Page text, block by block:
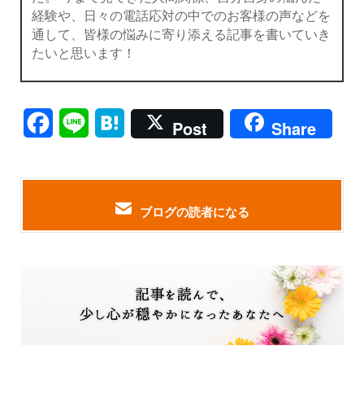
経験や、日々の電話応対の中でのお客様の声などを
通して、皆様の悩みに寄り添える記事を書いていき
たいと思います！
Facebook
Line Hatena
Post Share
ブログの読者になる